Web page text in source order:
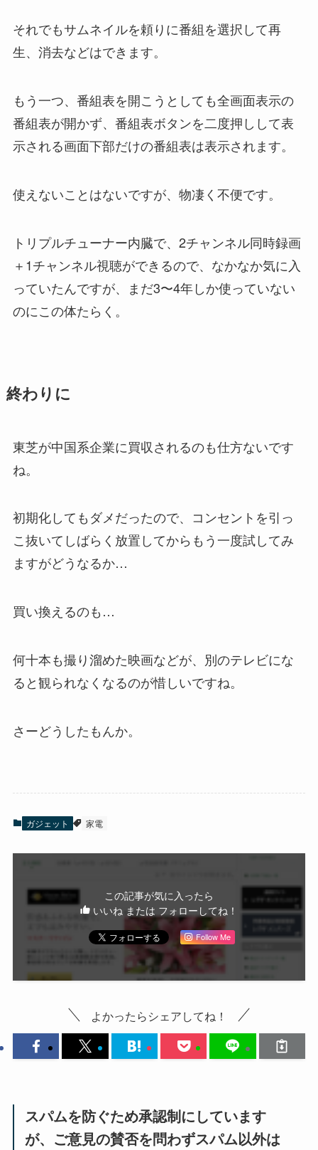
それでもサムネイルを頼りに番組を選択して再
生、消去などはできます。
もう一つ、番組表を開こうとしても全画面表示の
番組表が開かず、番組表ボタンを二度押しして表
示される画面下部だけの番組表は表示されます。
使えないことはないですが、物凄く不便です。
トリプルチューナー内臓で、2チャンネル同時録画
＋1チャンネル視聴ができるので、なかなか気に入
っていたんですが、まだ3〜4年しか使っていない
のにこの体たらく。
終わりに
東芝が中国系企業に買収されるのも仕方ないです
ね。
初期化してもダメだったので、コンセントを引っ
こ抜いてしばらく放置してからもう一度試してみ
ますがどうなるか…
買い換えるのも…
何十本も撮り溜めた映画などが、別のテレビにな
ると観られなくなるのが惜しいですね。
さーどうしたもんか。
ガジェット 家電
この記事が気に入ったら
いいね または フォローしてね！
Follow Me
よかったらシェアしてね！
スパムを防ぐため承認制にしています
が、ご意見の賛否を問わずスパム以外は